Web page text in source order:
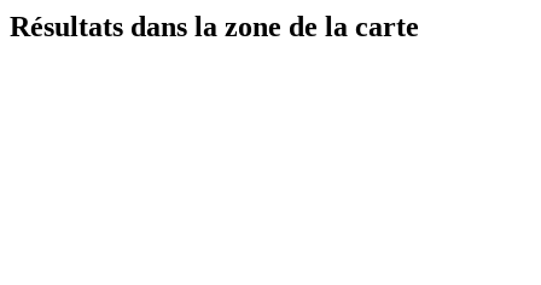
Résultats dans la zone de la carte